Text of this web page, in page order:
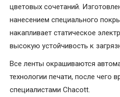
цветовых сочетаний.
нанесением специального
накапливает статическое
высокую устойчивость к
Все ленты окрашиваются
технологии печати, после чего
специалистами Chacott.